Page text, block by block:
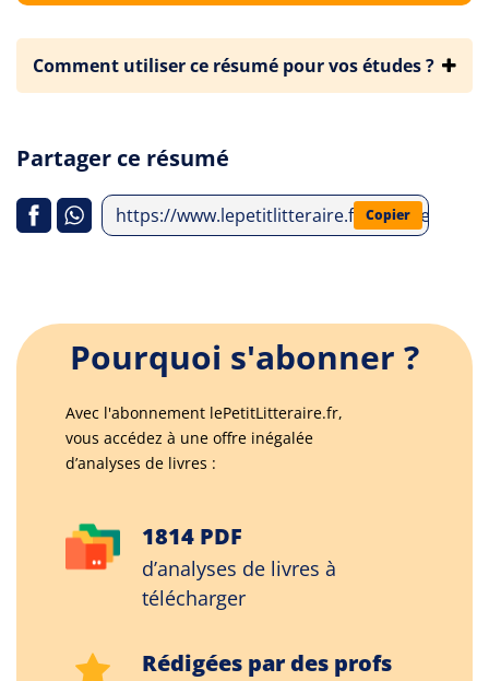
Comment utiliser ce résumé pour vos études ?
Partager ce résumé
https://www.lepetitlitteraire.fr/analyses-
Copier
Pourquoi s'abonner ?
Avec l'abonnement lePetitLitteraire.fr,
vous accédez à une offre inégalée
d’analyses de livres :
1814 PDF
d’analyses de livres à
télécharger
Rédigées par des profs